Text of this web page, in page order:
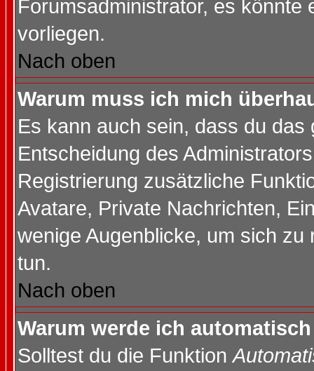
Forumsadministrator, es könnte
vorliegen.
Nach oben
Warum muss ich mich
Es kann auch sein, dass du
Entscheidung des
Registrierung zusätzliche
Avatare, Private Nachrichten,
wenige Augenblicke, um sich
tun.
Nach oben
Warum werde ich
Solltest du die Funktion